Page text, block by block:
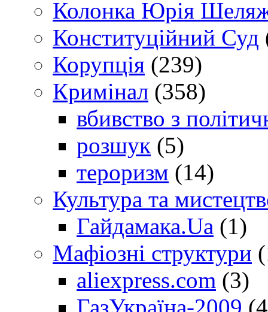
Колонка Юрія
Конституційний Суд
Корупція (239)
Кримінал (358)
вбивство з
розшук (5)
тероризм (14)
Культура та
Гайдамака.Ua (1)
Мафіозні структури
aliexpress.com (3)
ГазУкраїна-2009